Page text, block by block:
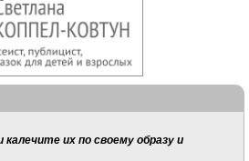
их по своему образу и